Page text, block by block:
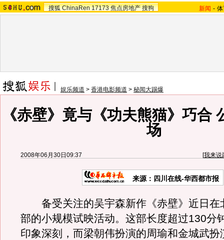
搜狐 ChinaRen 17173 焦点房地产 搜狗 新闻 -
娱乐频道 > 香港电影频道 > 秘闻大踢爆
《赤壁》竟与《功夫熊猫》巧合
场
2008年06月30日09:37 [我来说
来源：四川在线-华西都市报
备受关注的吴宇森新作《赤壁》近日在
部的小规模试映活动。这部长度超过130分
印象深刻，而梁朝伟扮演的周瑜和金城武扮